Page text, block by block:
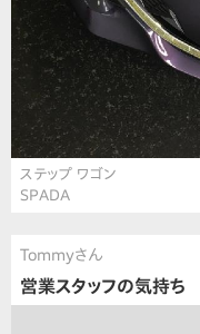
ステップ ワゴン
SPADA
Tommyさん
営業スタッフの気持ち